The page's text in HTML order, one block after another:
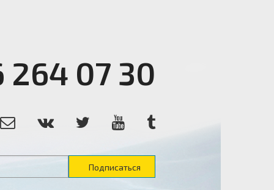
264 07 30
Подписаться